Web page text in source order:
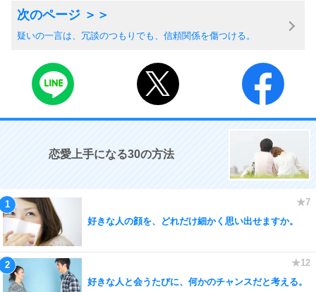
疑いの一言は、冗談のつもりでも、信頼関係を傷つける。
恋愛上手になる30の方法
好きな人の顔を、どれだけ細かく思い出せますか。
好きな人と会うたびに、何かのチャンスだと考える。